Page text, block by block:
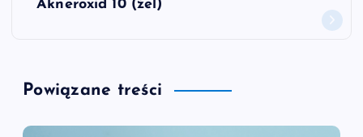
g
a
Akneroxid 10 (żel)
Powiązane treści